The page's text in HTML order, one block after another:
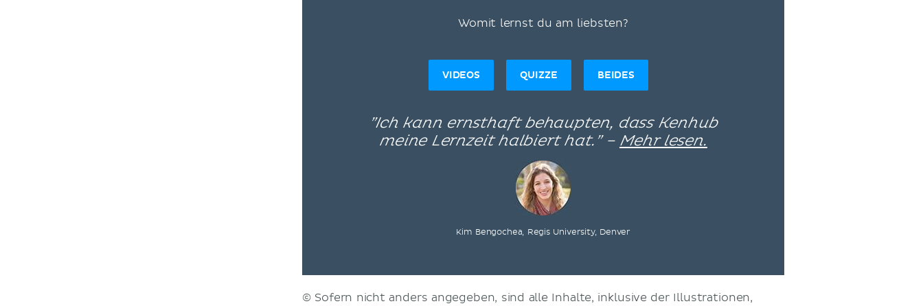
Womit lernst du am liebsten?
VIDEOS QUIZZE BEIDES
”Ich kann ernsthaft behaupten, dass Kenhub
meine Lernzeit halbiert hat.” – Mehr lesen.
Kim Bengochea, Regis University, Denver
© Sofern nicht anders angegeben, sind alle Inhalte, inklusive der Illustrationen,